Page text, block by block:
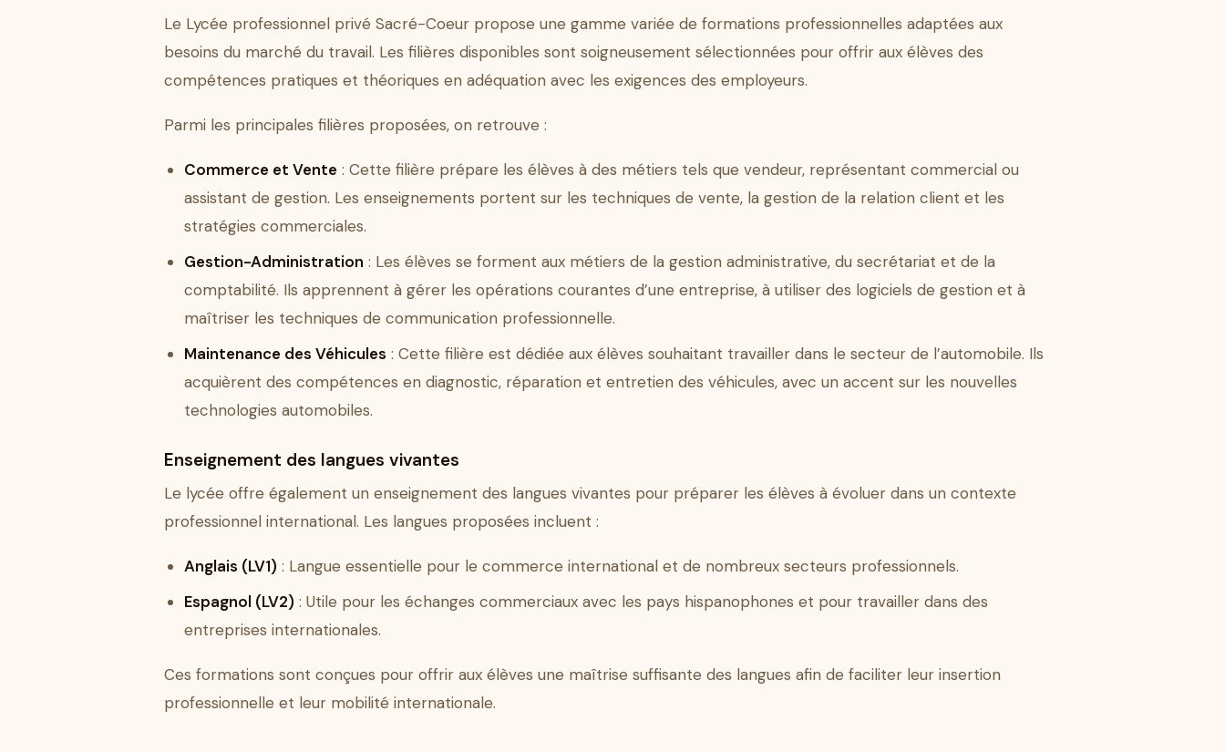
Le Lycée professionnel privé Sacré-Coeur propose une gamme variée de formations professionnelles adaptées aux
besoins du marché du travail. Les filières disponibles sont soigneusement sélectionnées pour offrir aux élèves des
compétences pratiques et théoriques en adéquation avec les exigences des employeurs.
Parmi les principales filières proposées, on retrouve :
Commerce et Vente : Cette filière prépare les élèves à des métiers tels que vendeur, représentant commercial ou
assistant de gestion. Les enseignements portent sur les techniques de vente, la gestion de la relation client et les
stratégies commerciales.
Gestion-Administration : Les élèves se forment aux métiers de la gestion administrative, du secrétariat et de la
comptabilité. Ils apprennent à gérer les opérations courantes d’une entreprise, à utiliser des logiciels de gestion et à
maîtriser les techniques de communication professionnelle.
Maintenance des Véhicules : Cette filière est dédiée aux élèves souhaitant travailler dans le secteur de l’automobile. Ils
acquièrent des compétences en diagnostic, réparation et entretien des véhicules, avec un accent sur les nouvelles
technologies automobiles.
Enseignement des langues vivantes
Le lycée offre également un enseignement des langues vivantes pour préparer les élèves à évoluer dans un contexte
professionnel international. Les langues proposées incluent :
Anglais (LV1) : Langue essentielle pour le commerce international et de nombreux secteurs professionnels.
Espagnol (LV2) : Utile pour les échanges commerciaux avec les pays hispanophones et pour travailler dans des
entreprises internationales.
Ces formations sont conçues pour offrir aux élèves une maîtrise suffisante des langues afin de faciliter leur insertion
professionnelle et leur mobilité internationale.